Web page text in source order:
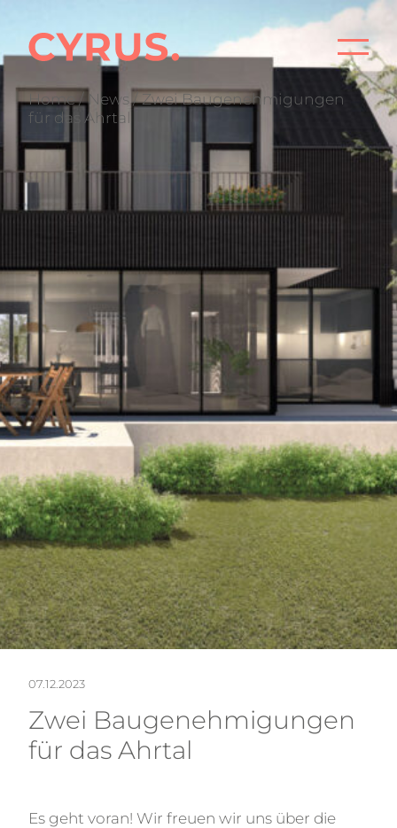
Home/News/ Zwei Baugenehmigungen
für das Ahrtal
07.12.2023
Zwei Baugenehmigungen
für das Ahrtal
Es geht voran! Wir freuen wir uns über die